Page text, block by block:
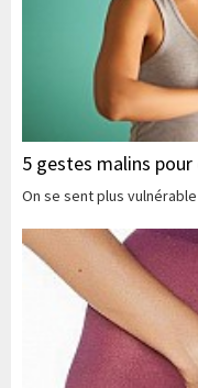
5 gestes malins
On se sent plus